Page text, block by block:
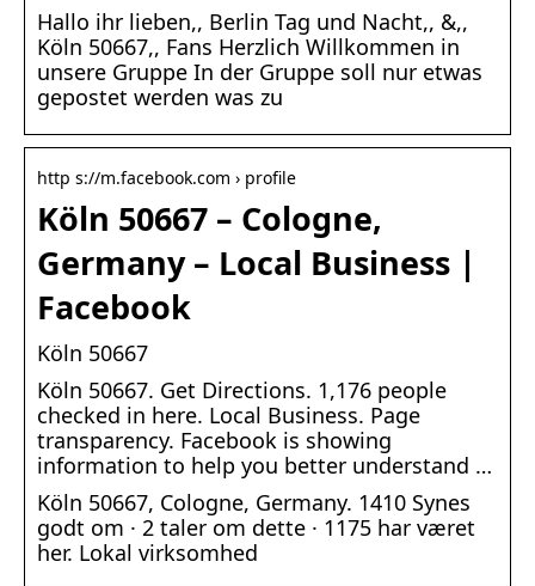
Hallo ihr lieben,, Berlin Tag und Nacht,, &,,
Köln 50667,, Fans Herzlich Willkommen in
unsere Gruppe In der Gruppe soll nur etwas
gepostet werden was zu
http s://m.facebook.com › profile
Köln 50667 – Cologne,
Germany – Local Business |
Facebook
Köln 50667
Köln 50667. Get Directions. 1,176 people
checked in here. Local Business. Page
transparency. Facebook is showing
information to help you better understand …
Köln 50667, Cologne, Germany. 1410 Synes
godt om · 2 taler om dette · 1175 har været
her. Lokal virksomhed